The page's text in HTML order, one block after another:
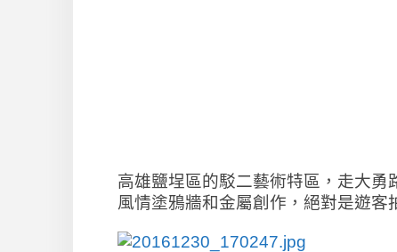
高雄鹽埕區的駁二藝術特區，走大
風情塗鴉牆和金屬創作，絕對是遊客